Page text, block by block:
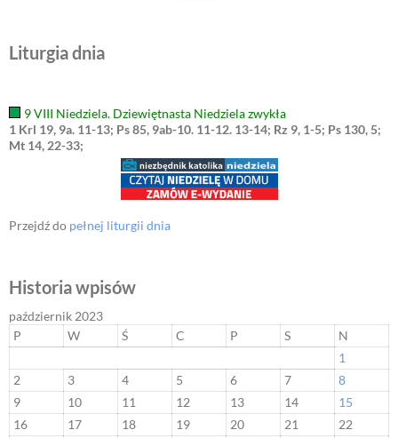
Liturgia dnia
9 VIII Niedziela. Dziewiętnasta Niedziela zwykła
1 Krl 19, 9a. 11-13; Ps 85, 9ab-10. 11-12. 13-14; Rz 9, 1-5; Ps 130, 5;
Mt 14, 22-33;
Przejdź do pełnej liturgii dnia
Historia wpisów
październik 2023
P
W Ś C P S
N
1
2
3 4 5 6 7
8
9
10 11 12 13 14
15
16
17 18 19 20 21
22